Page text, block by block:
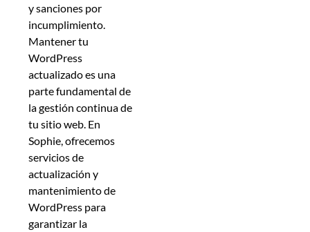
y sanciones por
incumplimiento.
Mantener tu
WordPress
actualizado es una
parte fundamental de
la gestión continua de
tu sitio web. En
Sophie, ofrecemos
servicios de
actualización y
mantenimiento de
WordPress para
garantizar la